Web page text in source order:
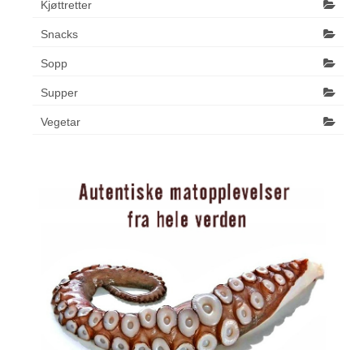
Kjøttretter
Snacks
Sopp
Supper
Vegetar